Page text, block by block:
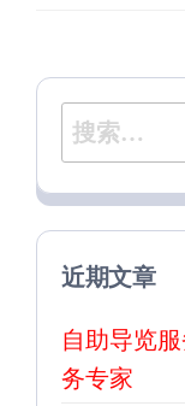
搜
索：
近期文章
自助导览
务专家